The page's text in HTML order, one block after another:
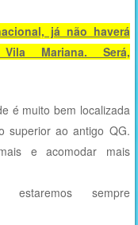
já não haverá
Mariana. Será,
é muito bem localizada
superior ao antigo QG.
e acomodar mais
sempre